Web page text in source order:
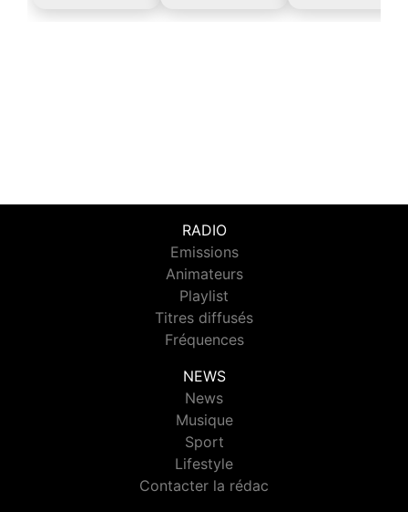
RADIO
Emissions
Animateurs
Playlist
Titres diffusés
Fréquences
NEWS
News
Musique
Sport
Lifestyle
Contacter la rédac